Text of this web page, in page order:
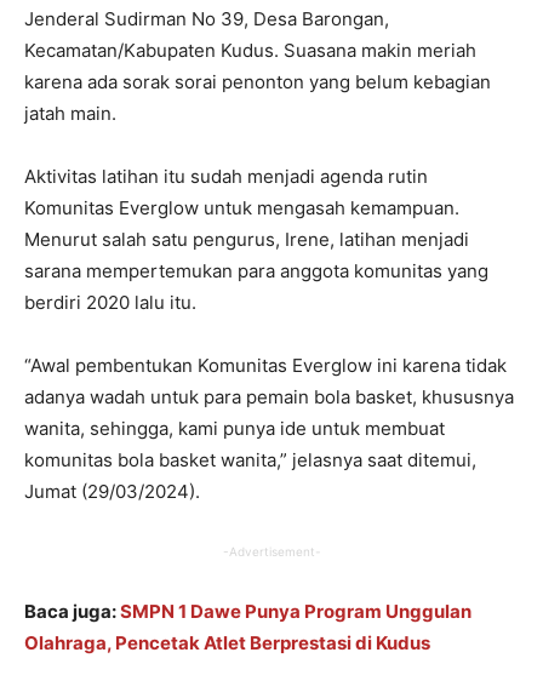
Jenderal Sudirman No 39, Desa Barongan,
Kecamatan/Kabupaten Kudus. Suasana makin meriah
karena ada sorak sorai penonton yang belum kebagian
jatah main.
Aktivitas latihan itu sudah menjadi agenda rutin
Komunitas Everglow untuk mengasah kemampuan.
Menurut salah satu pengurus, Irene, latihan menjadi
sarana mempertemukan para anggota komunitas yang
berdiri 2020 lalu itu.
“Awal pembentukan Komunitas Everglow ini karena tidak
adanya wadah untuk para pemain bola basket, khususnya
wanita, sehingga, kami punya ide untuk membuat
komunitas bola basket wanita,” jelasnya saat ditemui,
Jumat (29/03/2024).
-Advertisement-
Baca juga:SMPN 1 Dawe Punya Program Unggulan
Olahraga, Pencetak Atlet Berprestasi di Kudus